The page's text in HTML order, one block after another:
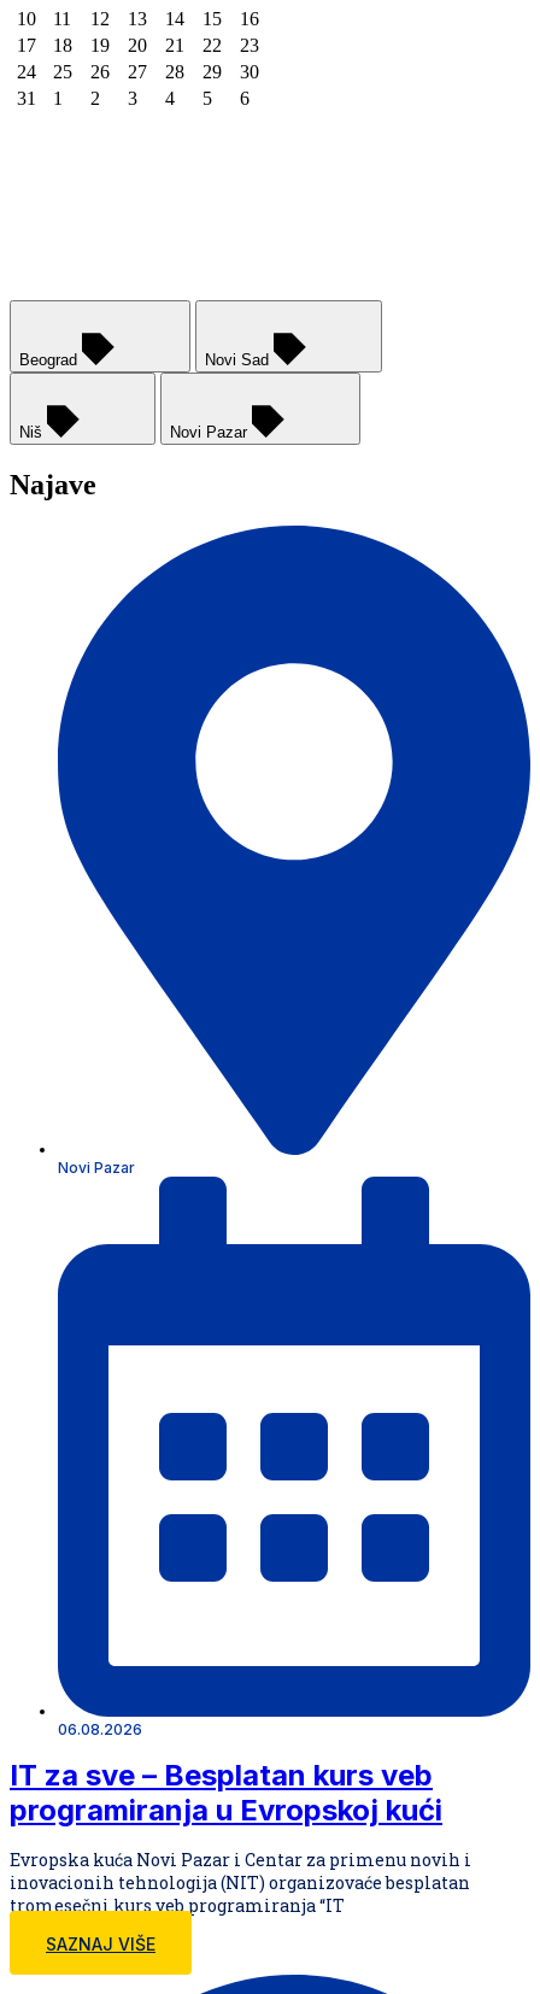
10
11 12 13 14 15
16
17
18 19 20 21 22
23
24
25 26 27 28 29
30
31
1 2 3 4 5 6
Beograd Novi Sad
Niš Novi Pazar
Najave
Novi Pazar
06.08.2026
IT za sve – Besplatan kurs veb
programiranja u Evropskoj kući
Evropska kuća Novi Pazar i Centar za primenu novih i
inovacionih tehnologija (NIT) organizovaće besplatan
tromesečni kurs veb programiranja “IT
SAZNAJ VIŠE